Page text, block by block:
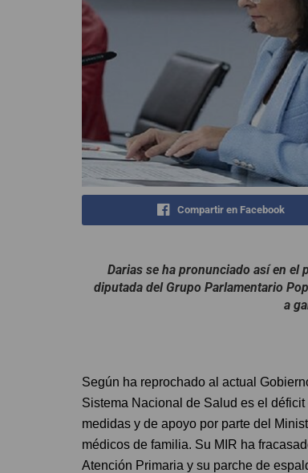
Compartir en Facebook
Darias se ha pronunciado así en el
diputada del Grupo Parlamentario
a
Según ha reprochado al actual
Sistema Nacional de Salud es el
medidas y de apoyo por parte del
médicos de familia. Su MIR ha
Atención Primaria y su parche de